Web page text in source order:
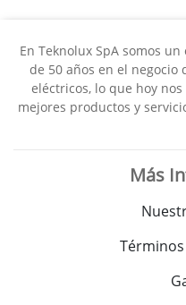
En Teknolux SpA somos
de 50 años en el negocio
eléctricos, lo que hoy
mejores productos y
Más